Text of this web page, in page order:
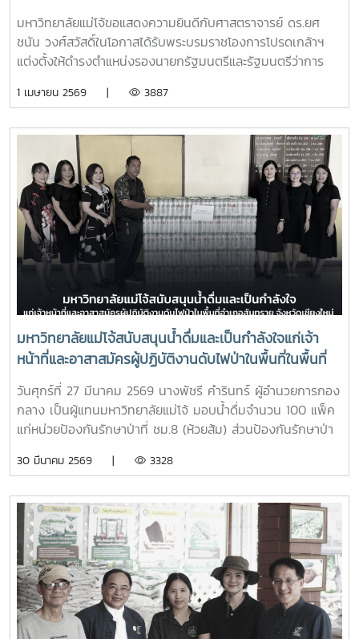
มหาวิทยาลัยแม่โจ้ขอแสดงความยินดีกับศาสตราจารย์ ดร.ยศ
ชนัน วงศ์สวัสดิ์ในโอกาสได้รับพระบรมราชโองการโปรดเกล้าฯ
แต่งตั้งให้ดำรงตำแหน่งรองนายกรัฐมนตรีและรัฐมนตรีว่าการ
ณ วันที่ 30 มีนาคม 2569
1 เมษายน 2569 | 3887
มหาวิทยาลัยแม่โจ้สนับสนุนน้ำดื่มและเป็นกำลังใจแก่เจ้า
หน้าที่และอาสาสมัครผู้ปฏิบัติงานดับไฟป่าในพื้นที่ในพื้นที่
อำเภอสันทราย จังหวัดเชียงใหม่
วันศุกร์ที่ 27 มีนาคม 2569 นางพัชรี คำรินทร์ ผู้อำนวยการกอง
กลาง เป็นผู้แทนมหาวิทยาลัยแม่โจ้ มอบน้ำดื่มจำนวน 100 แพ็ค
แก่หน่วยป้องกันรักษาป่าที่ ชม.8 (ห้วยส้ม) ส่วนป้องกันรักษาป่า
(เชียงใหม่) เพื่อใช้สนับสนุนการปฏิบัติงานของเจ้าหน้าที่ที่ปฏิบัติ
หน้าที่และอาสาสมัครผู้ปฏิบัติงานดับไฟป่าในพื้นที่ในพื้นที่อำเภอ
สันทราย จังหวัดเชียงใหม่
30 มีนาคม 2569 | 3328